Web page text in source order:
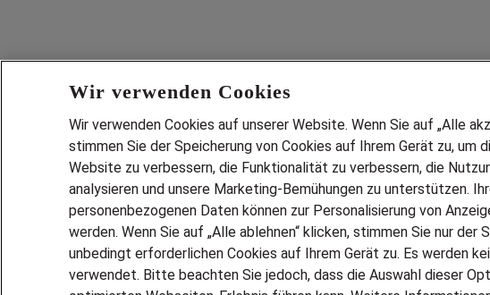
Services
JOBSUCHE
LEBENSLAUF GENERATOR
ZEITARBEIT
PERSONALVERMITTLUNG
Wir verwenden Cookies
Wir verwenden Cookies auf unserer Website. Wenn Sie auf „Alle
stimmen Sie der Speicherung von Cookies auf Ihrem Gerät zu, um
Website zu verbessern, die Funktionalität zu verbessern, die
analysieren und unsere Marketing-Bemühungen zu unterstützen.
personenbezogenen Daten können zur Personalisierung von
werden. Wenn Sie auf „Alle ablehnen“ klicken, stimmen Sie nur der
unbedingt erforderlichen Cookies auf Ihrem Gerät zu. Es werden
verwendet. Bitte beachten Sie jedoch, dass die Auswahl dieser